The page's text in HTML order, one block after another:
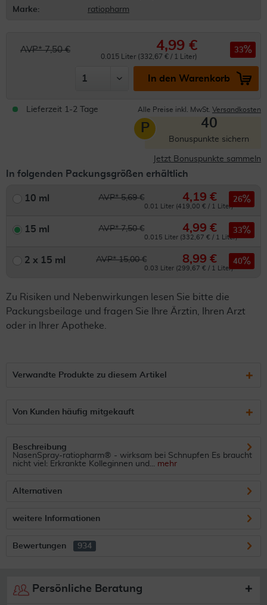
Marke:
ratiopharm
AVP* 7,50 € 4,99 €
0.015 Liter (332,67 € / 1 Liter)
33
In den Warenkorb
Lieferzeit 1-2 Tage Alle Preise inkl. MwSt. Versandkosten
P 40
Bonuspunkte sichern
Jetzt Bonuspunkte sammeln
In folgenden Packungsgrößen erhältlich
10 ml AVP* 5,69 € 4,19 €
0.01 Liter (419,00 € / 1 Liter)
26
15 ml AVP* 7,50 € 4,99 €
0.015 Liter (332,67 € / 1 Liter)
33
2 x 15 ml AVP* 15,00 € 8,99 €
0.03 Liter (299,67 € / 1 Liter)
40
Zu Risiken und Nebenwirkungen lesen Sie bitte die
Packungsbeilage und fragen Sie Ihre Ärztin, Ihren Arzt
oder in Ihrer Apotheke.
Verwandte Produkte zu diesem Artikel
Von Kunden häufig mitgekauft
Beschreibung
NasenSpray-ratiopharm® - wirksam bei Schnupfen Es braucht
nicht viel: Erkrankte Kolleginnen und... mehr
Alternativen
weitere Informationen
Bewertungen 934
Persönliche Beratung